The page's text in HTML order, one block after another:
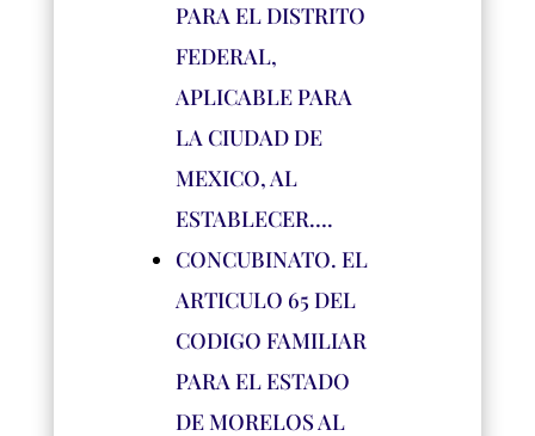
PARA EL DISTRITO
FEDERAL,
APLICABLE PARA
LA CIUDAD DE
MEXICO, AL
ESTABLECER….
CONCUBINATO. EL
ARTICULO 65 DEL
CODIGO FAMILIAR
PARA EL ESTADO
DE MORELOS AL